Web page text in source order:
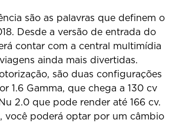
são as palavras que definem o
Desde a versão de entrada do
contar com a central multimídia
ainda mais divertidas.
são duas configurações
1.6 Gamma, que chega a 130 cv
2.0 que pode render até 166 cv.
você poderá optar por um câmbio